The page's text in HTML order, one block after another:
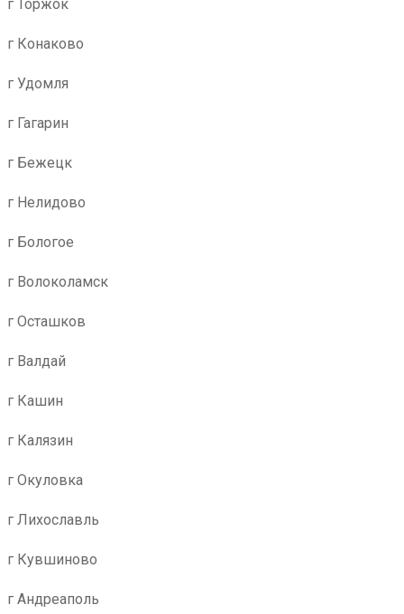
г Торжок
г Конаково
г Удомля
г Гагарин
г Бежецк
г Нелидово
г Бологое
г Волоколамск
г Осташков
г Валдай
г Кашин
г Калязин
г Окуловка
г Лихославль
г Кувшиново
г Андреаполь